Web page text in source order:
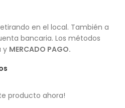
en el local. También a
bancaria. Los métodos
y MERCADO PAGO.
producto ahora!